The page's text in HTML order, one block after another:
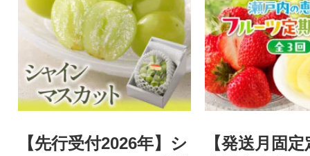
【先行受付2026年】シ
【発送月固